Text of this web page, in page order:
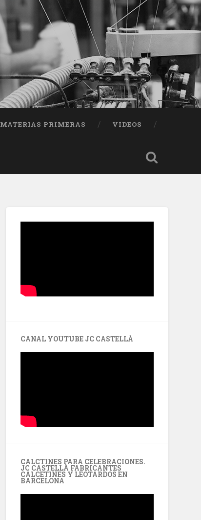
MATERIAS PRIMERAS VIDEOS
CANAL YOUTUBE JC CASTELLÀ
CALCTINES PARA CELEBRACIONES.
JC CASTELLÀ FABRICANTES
CALCETINES Y LEOTARDOS EN
BARCELONA